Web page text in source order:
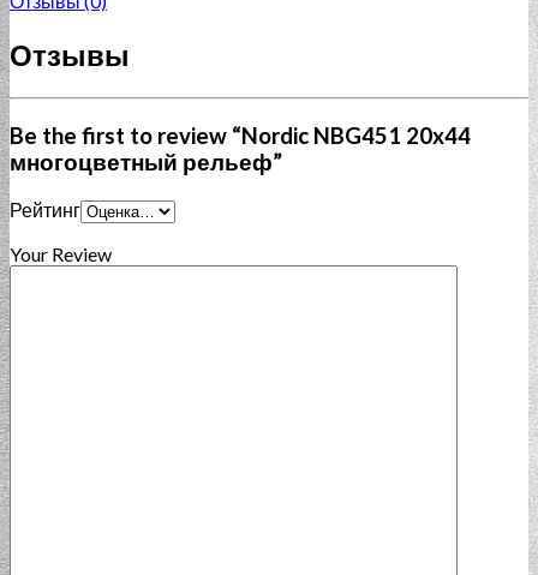
Отзывы
Be the first to review “Nordic NBG451 20x44
многоцветный рельеф”
Рейтинг
Your Review